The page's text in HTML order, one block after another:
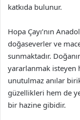
katkıda bulunur.
Hopa Çayı’nın
doğaseverler ve
sunmaktadır.
yararlanmak isteyen
unutulmaz anılar
güzellikleri hem de
bir hazine gibidir.